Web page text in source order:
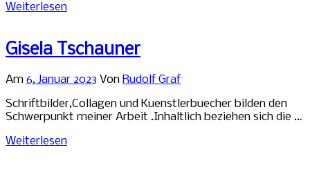
Weiterlesen
Gisela Tschauner
Am 6. Januar 2023 Von Rudolf Graf
Schriftbilder,Collagen und Kuenstlerbuecher bilden den
Schwerpunkt meiner Arbeit .Inhaltlich beziehen sich die …
Weiterlesen